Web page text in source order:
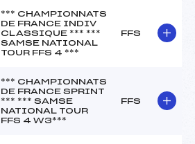
*** CHAMPIONNATS
DE FRANCE INDIV
CLASSIQUE *** ***
SAMSE NATIONAL
TOUR FFS 4 ***
FFS
*** CHAMPIONNATS
DE FRANCE SPRINT
*** *** SAMSE
NATIONAL TOUR
FFS 4 W3***
FFS